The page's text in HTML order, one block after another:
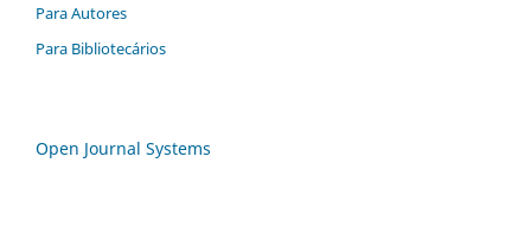
Para Autores
Para Bibliotecários
Open Journal Systems